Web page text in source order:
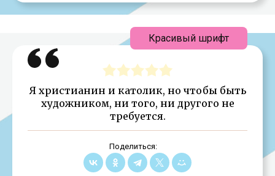
Я христианин и католик, но чтобы быть
художником, ни того, ни другого не
требуется.
Поделиться:
Красивый шрифт